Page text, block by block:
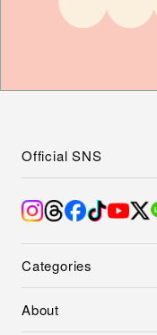
Categories
About
Official SNS